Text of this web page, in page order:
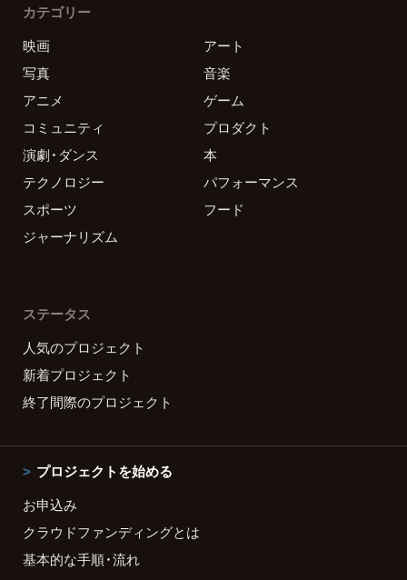
カテゴリー
映画
アート
写真
音楽
アニメ
ゲーム
コミュニティ
プロダクト
演劇・ダンス
本
テクノロジー
パフォーマンス
スポーツ
フード
ジャーナリズム
ステータス
人気のプロジェクト
新着プロジェクト
終了間際のプロジェクト
プロジェクトを始める
お申込み
クラウドファンディングとは
基本的な手順・流れ